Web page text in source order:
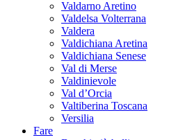
Valdarno Aretino
Valdelsa Volterrana
Valdera
Valdichiana Aretina
Valdichiana Senese
Val di Merse
Valdinievole
Val d’Orcia
Valtiberina Toscana
Versilia
Fare